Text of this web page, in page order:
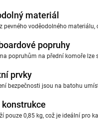
materiál
pevného voděodolného
popruhy
popruhům na přední komoře
prvky
bezpečnosti jsou na batohu
konstrukce
pouze 0,85 kg, což je ideální pro